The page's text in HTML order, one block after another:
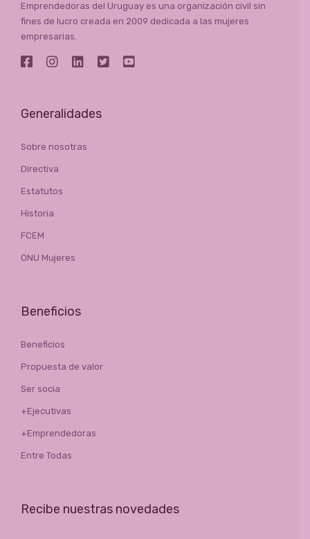
Emprendedoras del Uruguay es una organización civil sin
fines de lucro creada en 2009 dedicada a las mujeres
empresarias.
Generalidades
Sobre nosotras
Directiva
Estatutos
Historia
FCEM
ONU Mujeres
Beneficios
Beneficios
Propuesta de valor
Ser socia
+Ejecutivas
+Emprendedoras
Entre Todas
Recibe nuestras novedades